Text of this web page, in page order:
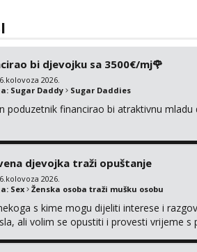
bi djevojku sa 3500€/mj🌹
2026.
Sugar Daddy Sugar Daddies
poduzetnik financirao bi atraktivnu
djevojka traži opuštanje
2026.
Sex Ženska osoba traži mušku osobu
s kime mogu dijeliti interese i
ali volim se opustiti i provesti vrijeme s